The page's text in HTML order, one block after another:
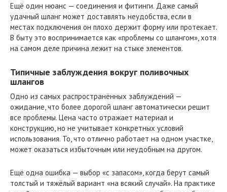
Ещё один нюанс — соединения и фитинги. Даже самый
удачный шланг может доставлять неудобства, если в
местах подключения он плохо держит форму или протекает.
В быту это воспринимается как «проблемы со шлангом», хотя
на самом деле причина лежит на стыке элементов.
Типичные заблуждения вокруг поливочных
шлангов
Одно из самых распространённых заблуждений —
ожидание, что более дорогой шланг автоматически решит
все проблемы. Цена часто отражает материал и
конструкцию, но не учитывает конкретных условий
использования. То, что отлично работает на одном участке,
может оказаться избыточным или неудобным на другом.
Ещё одна ошибка — выбор «с запасом», когда берут самый
толстый и тяжёлый вариант «на всякий случай». На практике